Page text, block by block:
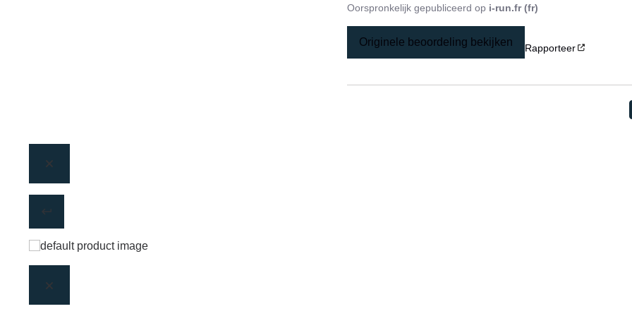
Oorspronkelijk gepubliceerd op i-run.fr (fr)
Originele beoordeling bekijken Rapporteer